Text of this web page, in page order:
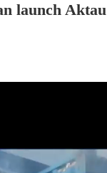
launch